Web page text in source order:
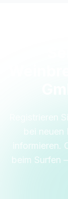
Registrieren
bei
informieren.
beim Surfen